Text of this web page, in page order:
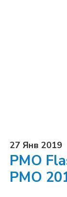
27 Янв 2019
PMO
PMO